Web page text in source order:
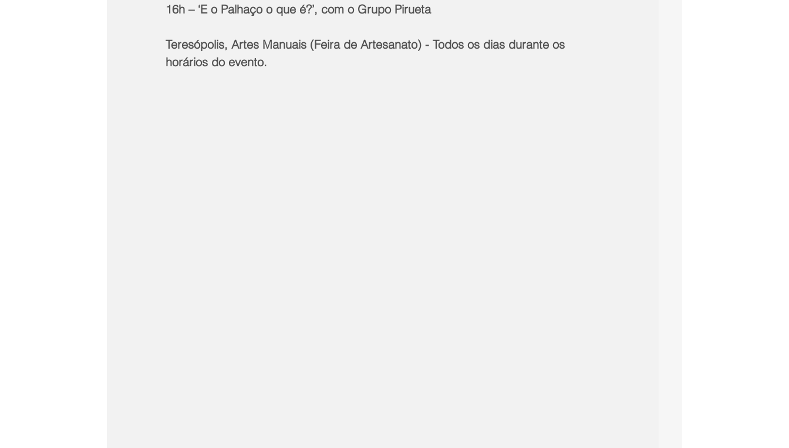
16h – ‘E o Palhaço o que é?’, com o Grupo Pirueta
Teresópolis, Artes Manuais (Feira de Artesanato) - Todos os dias durante os
horários do evento.